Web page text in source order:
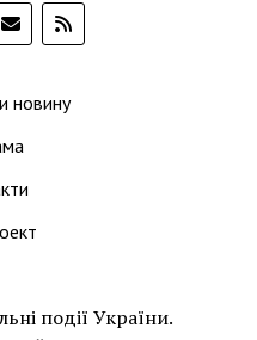
новину
події України.